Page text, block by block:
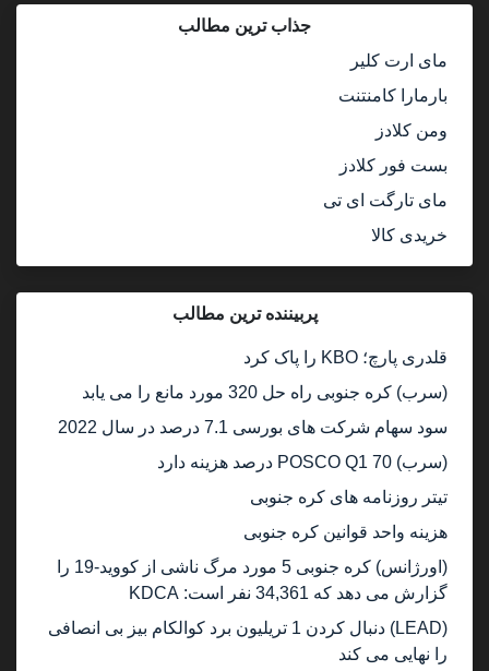
جذاب ترین مطالب
مای ارت کلیر
بارمارا کامنتنت
ومن کلادز
بست فور کلادز
مای تارگت ای تی
خریدی کالا
پربیننده ترین مطالب
قلدری پارچ؛ KBO را پاک کرد
(سرب) کره جنوبی راه حل 320 مورد مانع را می یابد
سود سهام شرکت های بورسی 7.1 درصد در سال 2022
(سرب) POSCO Q1 70 درصد هزینه دارد
تیتر روزنامه های کره جنوبی
هزینه واحد قوانین کره جنوبی
(اورژانس) کره جنوبی 5 مورد مرگ ناشی از کووید-19 را
گزارش می دهد که 34,361 نفر است: KDCA
(LEAD) دنبال کردن 1 تریلیون برد کوالکام بیز بی انصافی
را نهایی می کند